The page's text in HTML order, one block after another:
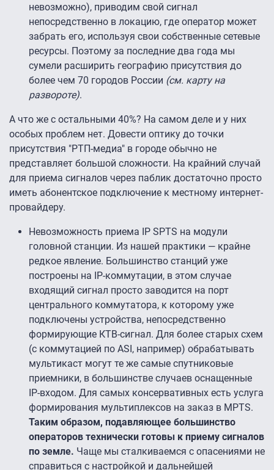
невозможно), приводим свой сигнал
непосредственно в локацию, где оператор может
забрать его, используя свои собственные сетевые
ресурсы. Поэтому за последние два года мы
сумели расширить географию присутствия до
более чем 70 городов России (см. карту на
развороте).
А что же с остальными 40%? На самом деле и у них
особых проблем нет. Довести оптику до точки
присутствия "РТП-медиа" в городе обычно не
представляет большой сложности. На крайний случай
для приема сигналов через паблик достаточно просто
иметь абонентское подключение к местному интернет-
провайдеру.
Невозможность приема IP SPTS на модули
головной станции. Из нашей практики — крайне
редкое явление. Большинство станций уже
построены на IP-коммутации, в этом случае
входящий сигнал просто заводится на порт
центрального коммутатора, к которому уже
подключены устройства, непосредственно
формирующие КТВ-сигнал. Для более старых схем
(с коммутацией по ASI, например) обрабатывать
мультикаст могут те же самые спутниковые
приемники, в большинстве случаев оснащенные
IP-входом. Для самых консервативных есть услуга
формирования мультиплексов на заказ в MPTS.
Таким образом, подавляющее большинство
операторов технически готовы к приему сигналов
по земле. Чаще мы сталкиваемся с опасениями не
справиться с настройкой и дальнейшей